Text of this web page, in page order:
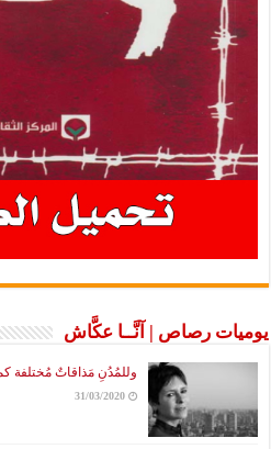
يوميات رصاص | آنَّــا عكَّاش
وللمُدُنِ مَذاقاتٌ مُختلفة
31/03/2020